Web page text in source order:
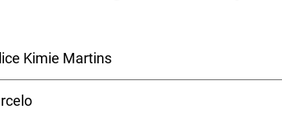
Kimie Martins